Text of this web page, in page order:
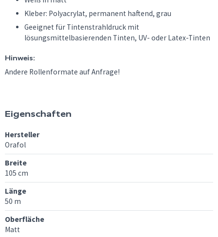
Kleber: Polyacrylat, permanent haftend, grau
Geeignet für Tintenstrahldruck mit
lösungsmittelbasierenden Tinten, UV- oder Latex-Tinten
Hinweis:
Andere Rollenformate auf Anfrage!
Eigenschaften
Hersteller
Orafol
Breite
105 cm
Länge
50 m
Oberfläche
Matt